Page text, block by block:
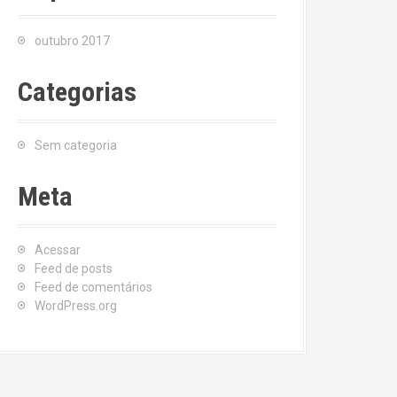
outubro 2017
Categorias
Sem categoria
Meta
Acessar
Feed de posts
Feed de comentários
WordPress.org